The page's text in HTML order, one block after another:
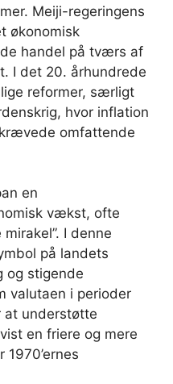
Meiji-regeringens
økonomisk
handel på tværs af
I det 20. århundrede
reformer, særligt
hvor inflation
omfattende
en
vækst, ofte
I denne
på landets
og stigende
valutaen i perioder
at understøtte
en friere og mere